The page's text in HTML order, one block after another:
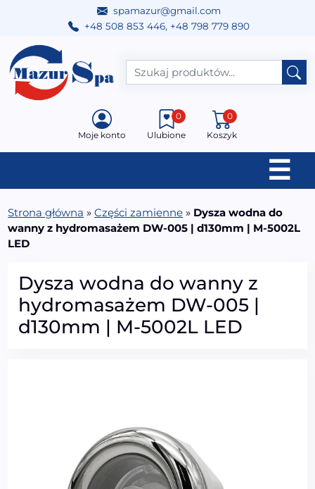
spamazur@gmail.com
+48 508 853 446, +48 798 779 890
Przejdź do treści
Main Navigation
Moje konto Ulubione
0
Koszyk
0
☰
Strona główna »Części zamienne » Dysza wodna do
wanny z hydromasażem DW-005 | d130mm | M-5002L
LED
Dysza wodna do wanny z
hydromasażem DW-005 |
d130mm | M-5002L LED